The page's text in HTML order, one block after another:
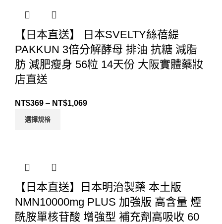
【日本直送】 日本SVELTY絲蓓緹
PAKKUN 3倍分解酵母 排油 抗糖 減脂
肪 減肥瘦身 56粒 14天份 大阪實體藥妝
店直送
NT$369 – NT$1,069
選擇規格
【日本直送】日本明治製藥 本土版
NMN10000mg PLUS 加強版 高含量 煙
酰胺單核苷酸 增強型 補充劑高吸收 60